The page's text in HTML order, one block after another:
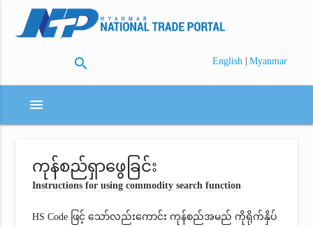
search English | Myanmar
menu
ကုန်စည်ရှာဖွေခြင်း
Instructions for using commodity search function
HS Code ဖြင့် သော်လည်းကောင်း ကုန်စည်အမည် ကိုရိုက်နှိပ်